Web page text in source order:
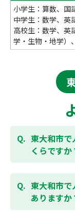
小学生：算数、国
中学生：数学、英
高校生：数学、英
学・生物・地学）
東大和市で
くらですか
お子様の学
塾の授業料
い。自動返
す。
東大和市で
ありますか